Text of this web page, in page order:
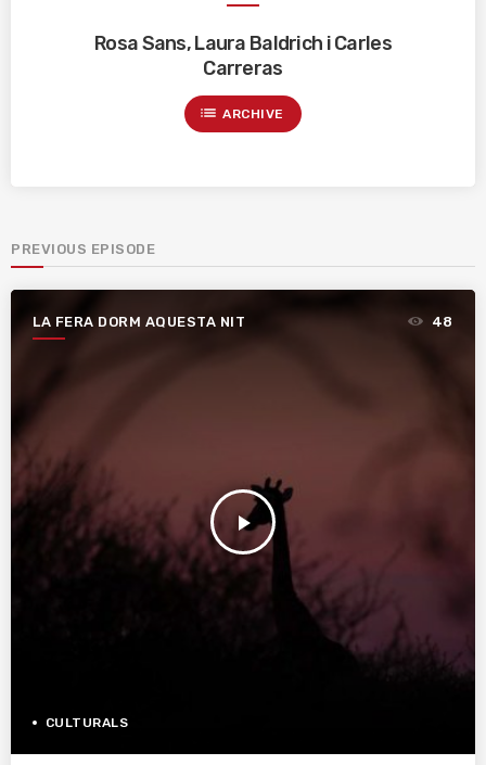
Rosa Sans, Laura Baldrich i Carles
Carreras
list ARCHIVE
PREVIOUS EPISODE
LA FERA DORM AQUESTA NIT
play_arrow
48
CULTURALS